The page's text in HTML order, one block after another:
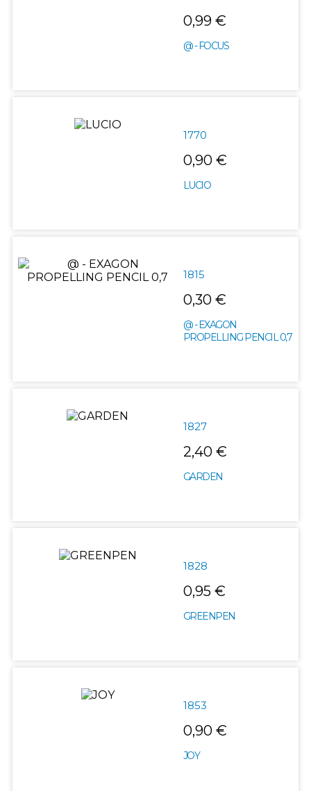
0,99 €
@ - FOCUS
1770
0,90 €
LUCIO
1815
0,30 €
@ - EXAGON
PROPELLING PENCIL 0,7
1827
2,40 €
GARDEN
1828
0,95 €
GREENPEN
1853
0,90 €
JOY